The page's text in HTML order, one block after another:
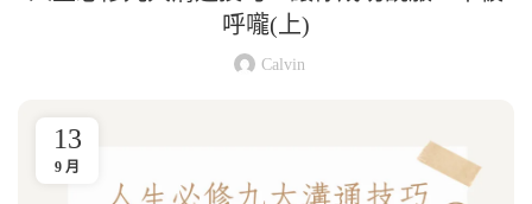
呼嚨(上)
Calvin
13
9 月